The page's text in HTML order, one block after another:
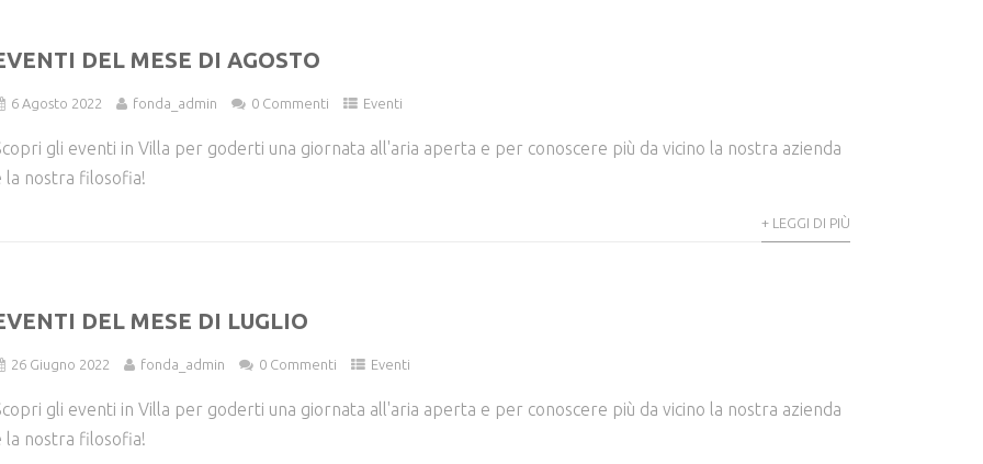
DEL MESE DI AGOSTO
6 Agosto 2022 fonda_admin 0 Commenti Eventi
gli eventi in Villa per goderti una giornata all'aria aperta e per conoscere più da vicino la nostra azienda
la nostra filosofia!
+ LEGGI DI PIÙ
DEL MESE DI LUGLIO
26 Giugno 2022 fonda_admin 0 Commenti Eventi
gli eventi in Villa per goderti una giornata all'aria aperta e per conoscere più da vicino la nostra azienda
la nostra filosofia!